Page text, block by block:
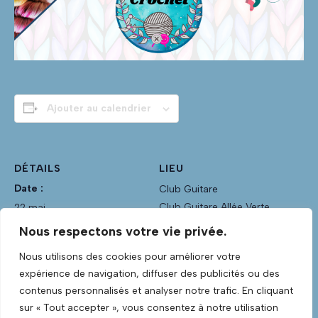
Nous respectons votre vie privée.
Nous utilisons des cookies pour améliorer votre
expérience de navigation, diffuser des publicités ou des
contenus personnalisés et analyser notre trafic. En cliquant
sur « Tout accepter », vous consentez à notre utilisation
Ajouter au calendrier
DÉTAILS
Date :
22 mai
Heure :
Section Tricot-Crochet
LIEU
Club Guitare
Club Guitare Allée Verte
Lannilis
Finistère
Voir Lieu site web